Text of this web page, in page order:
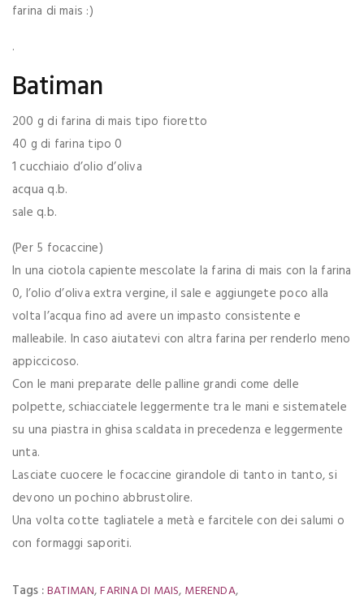
farina di mais :)
.
Batiman
200 g di farina di mais tipo fioretto
40 g di farina tipo 0
1 cucchiaio d’olio d’oliva
acqua q.b.
sale q.b.
(Per 5 focaccine)
In una ciotola capiente mescolate la farina di mais con la farina
0, l’olio d’oliva extra vergine, il sale e aggiungete poco alla
volta l’acqua fino ad avere un impasto consistente e
malleabile. In caso aiutatevi con altra farina per renderlo meno
appiccicoso.
Con le mani preparate delle palline grandi come delle
polpette, schiacciatele leggermente tra le mani e sistematele
su una piastra in ghisa scaldata in precedenza e leggermente
unta.
Lasciate cuocere le focaccine girandole di tanto in tanto, si
devono un pochino abbrustolire.
Una volta cotte tagliatele a metà e farcitele con dei salumi o
con formaggi saporiti.
Tags :BATIMAN,FARINA DI MAIS, MERENDA,